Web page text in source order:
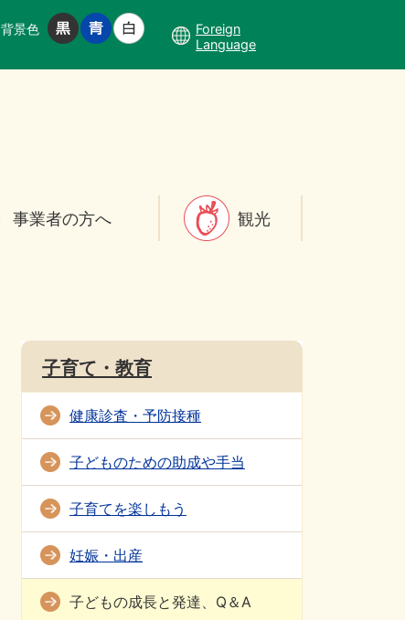
背景色
Foreign
Language
事業者の方へ 観光
子育て・教育
健康診査・予防接種
子どものための助成や手当
子育てを楽しもう
妊娠・出産
子どもの成長と発達、Q＆A